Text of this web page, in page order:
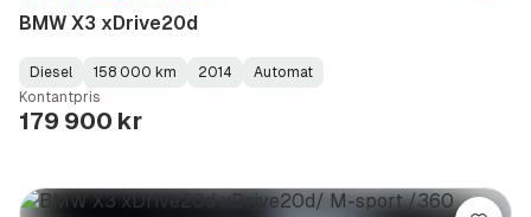
BMW X3 xDrive20d
Fuel
Type:
Diesel
Kilometerstand :
158 000 km
Model
Year:
2014
Gearbox
Type:
Automat
Kontantpris
179 900 kr